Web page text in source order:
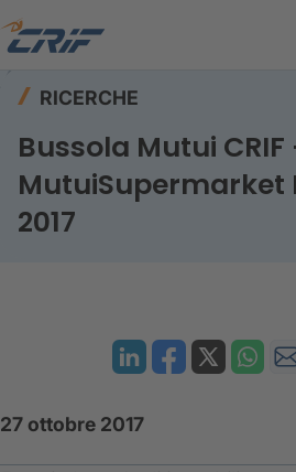
RICERCHE
Bussola Mutui CRIF
MutuiSupermarket
2017
27 ottobre 2017